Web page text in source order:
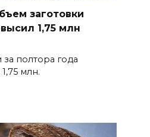
заготовки
1,75 млн
полтора года
млн.